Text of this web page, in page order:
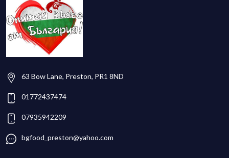
63 Bow Lane, Preston, PR1 8ND
01772437474
07935942209
bgfood_preston@yahoo.com